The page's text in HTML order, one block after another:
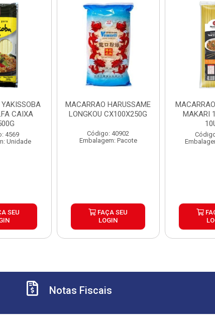
CAIXA
4569
Unidade
SEU
MACARRAO HARUSSAME
LONGKOU CX100X250G
Código: 40902
Embalagem: Pacote
FAÇA SEU
LOGIN
MAKARI
Notas Fiscais